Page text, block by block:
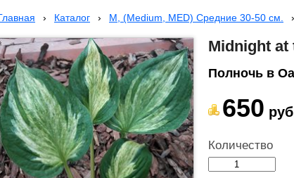
› Каталог › M, (Medium, MED) Средние 30-50 см. ›
Midnight at
Полночь в
650
Количество